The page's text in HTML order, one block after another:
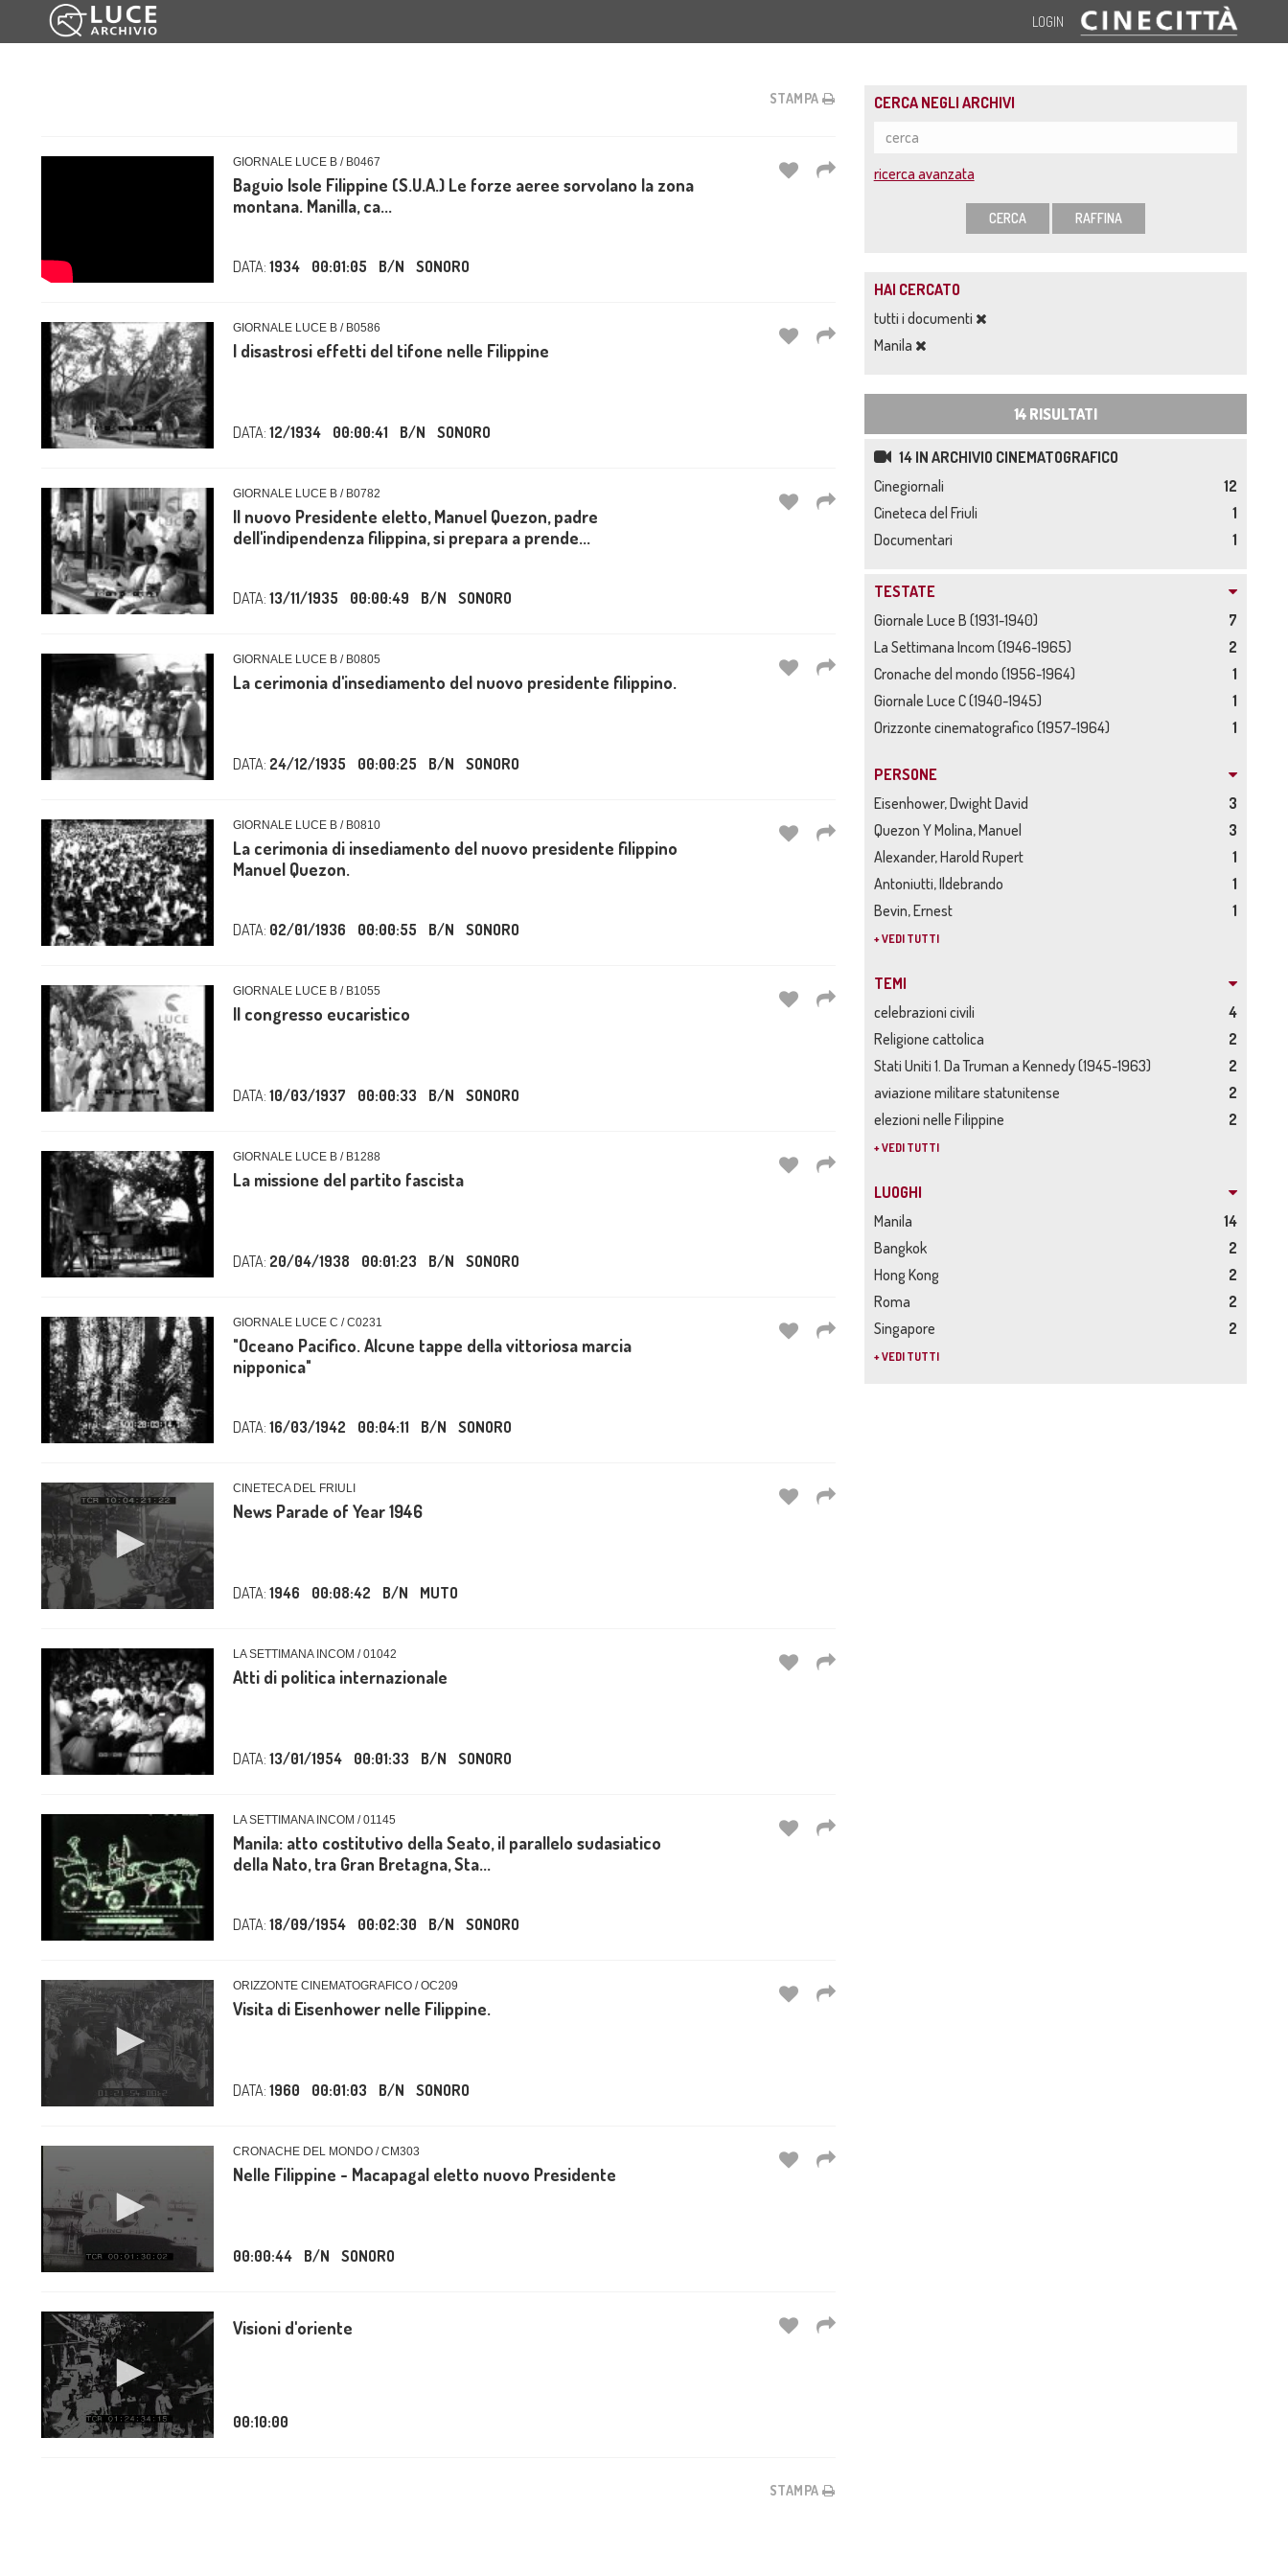
LOGIN
STAMPA
GIORNALE LUCE B / B0467
Baguio Isole Filippine (S.U.A.) Le forze aeree sorvolano la zona
montana. Manilla, ca...
DATA: 1934 00:01:05 B/N SONORO
GIORNALE LUCE B / B0586
I disastrosi effetti del tifone nelle Filippine
DATA: 12/1934 00:00:41 B/N SONORO
GIORNALE LUCE B / B0782
Il nuovo Presidente eletto, Manuel Quezon, padre
dell'indipendenza filippina, si prepara a prende...
DATA: 13/11/1935 00:00:49 B/N SONORO
GIORNALE LUCE B / B0805
La cerimonia d'insediamento del nuovo presidente filippino.
DATA: 24/12/1935 00:00:25 B/N SONORO
GIORNALE LUCE B / B0810
La cerimonia di insediamento del nuovo presidente filippino
Manuel Quezon.
DATA: 02/01/1936 00:00:55 B/N SONORO
GIORNALE LUCE B / B1055
Il congresso eucaristico
DATA: 10/03/1937 00:00:33 B/N SONORO
GIORNALE LUCE B / B1288
La missione del partito fascista
DATA: 20/04/1938 00:01:23 B/N SONORO
GIORNALE LUCE C / C0231
"Oceano Pacifico. Alcune tappe della vittoriosa marcia
nipponica"
DATA: 16/03/1942 00:04:11 B/N SONORO
CINETECA DEL FRIULI
News Parade of Year 1946
DATA: 1946 00:08:42 B/N MUTO
LA SETTIMANA INCOM / 01042
Atti di politica internazionale
DATA: 13/01/1954 00:01:33 B/N SONORO
LA SETTIMANA INCOM / 01145
Manila: atto costitutivo della Seato, il parallelo sudasiatico
della Nato, tra Gran Bretagna, Sta...
DATA: 18/09/1954 00:02:30 B/N SONORO
ORIZZONTE CINEMATOGRAFICO / OC209
Visita di Eisenhower nelle Filippine.
DATA: 1960 00:01:03 B/N SONORO
CRONACHE DEL MONDO / CM303
Nelle Filippine - Macapagal eletto nuovo Presidente
00:00:44 B/N SONORO
Visioni d'oriente
00:10:00
STAMPA
CERCA NEGLI ARCHIVI
ricerca avanzata
CERCA RAFFINA
HAI CERCATO
tutti i documenti
Manila
14 RISULTATI
14 IN ARCHIVIO CINEMATOGRAFICO
Cinegiornali
12
Cineteca del Friuli
1
Documentari
1
TESTATE
Giornale Luce B (1931-1940)
7
La Settimana Incom (1946-1965)
2
Cronache del mondo (1956-1964)
1
Giornale Luce C (1940-1945)
1
Orizzonte cinematografico (1957-1964)
1
PERSONE
Eisenhower, Dwight David
3
Quezon Y Molina, Manuel
3
Alexander, Harold Rupert
1
Antoniutti, Ildebrando
1
Bevin, Ernest
1
+ VEDI TUTTI
TEMI
celebrazioni civili
4
Religione cattolica
2
Stati Uniti 1. Da Truman a Kennedy (1945-1963)
2
aviazione militare statunitense
2
elezioni nelle Filippine
2
+ VEDI TUTTI
LUOGHI
Manila
14
Bangkok
2
Hong Kong
2
Roma
2
Singapore
2
+ VEDI TUTTI